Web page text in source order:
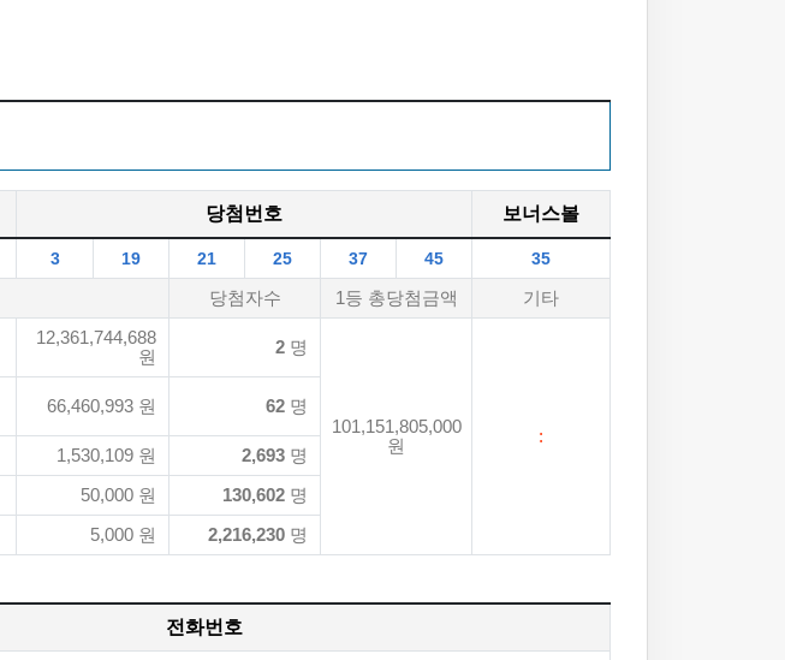
당첨번호 보너스볼
3 19 21 25 37 45 35
당첨자수 1등 총당첨금액 기타
12,361,744,688
원
2 명
101,151,805,000
원
:
66,460,993 원 62 명
1,530,109 원 2,693 명
50,000 원 130,602 명
5,000 원 2,216,230 명
전화번호